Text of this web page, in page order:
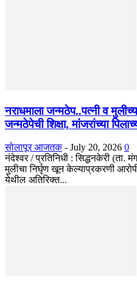
नराधमाला जन्मठेप..पत्नी व
जन्मठेपेची शिक्षा, मांजरांच्या
सोलापूर आजतक - July 20, 2026 0
नंदेश्वर / प्रतिनिधी : सिद्धनकेरी (ता.
मुलीचा निर्घृण खून केल्याप्रकरणी
येथील अतिरिक्त...